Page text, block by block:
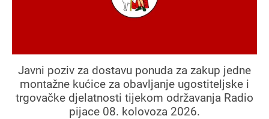
Javni poziv za dostavu ponuda za zakup jedne
montažne kućice za obavljanje ugostiteljske i
trgovačke djelatnosti tijekom održavanja Radio
pijace 08. kolovoza 2026.